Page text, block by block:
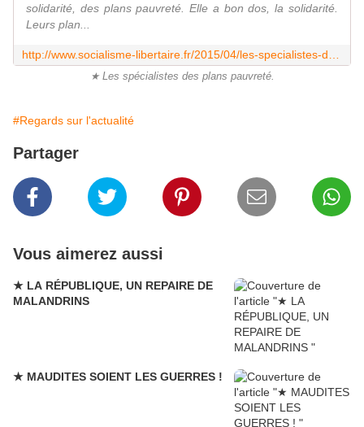
solidarité, des plans pauvreté. Elle a bon dos, la solidarité.
Leurs plan...
★ Les spécialistes des plans pauvreté.
#Regards sur l'actualité
Partager
Vous aimerez aussi
★ LA RÉPUBLIQUE, UN REPAIRE DE
MALANDRINS
★ MAUDITES SOIENT LES GUERRES !